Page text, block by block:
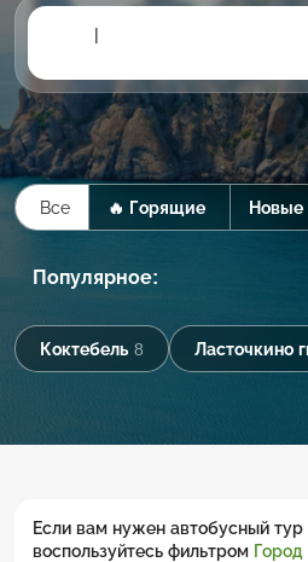
|
Все 🔥 Горящие Новые
Популярное:
Коктебель 8 Ласточкино
Если вам нужен автобусный тур
воспользуйтесь фильтром